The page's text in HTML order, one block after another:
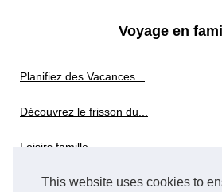
This website uses cookies to
Voyage en
Planifiez des Vacances...
Découvrez le frisson du...
Loisirs famille...
Les meilleures balades en...